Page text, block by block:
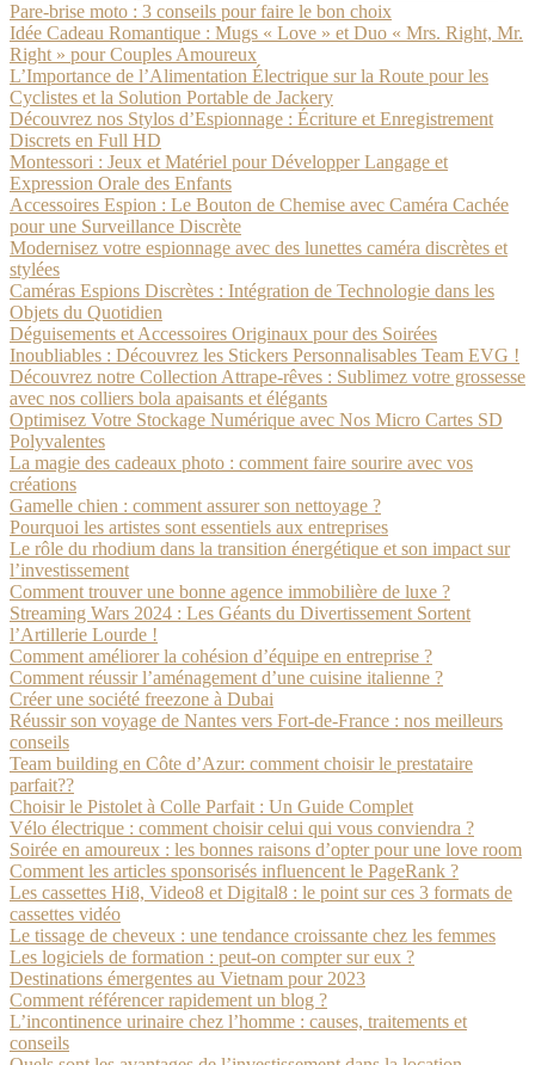
Pare-brise moto : 3 conseils pour faire le bon choix
Idée Cadeau Romantique : Mugs « Love » et Duo « Mrs. Right, Mr.
Right » pour Couples Amoureux
L’Importance de l’Alimentation Électrique sur la Route pour les
Cyclistes et la Solution Portable de Jackery
Découvrez nos Stylos d’Espionnage : Écriture et Enregistrement
Discrets en Full HD
Montessori : Jeux et Matériel pour Développer Langage et
Expression Orale des Enfants
Accessoires Espion : Le Bouton de Chemise avec Caméra Cachée
pour une Surveillance Discrète
Modernisez votre espionnage avec des lunettes caméra discrètes et
stylées
Caméras Espions Discrètes : Intégration de Technologie dans les
Objets du Quotidien
Déguisements et Accessoires Originaux pour des Soirées
Inoubliables : Découvrez les Stickers Personnalisables Team EVG !
Découvrez notre Collection Attrape-rêves : Sublimez votre grossesse
avec nos colliers bola apaisants et élégants
Optimisez Votre Stockage Numérique avec Nos Micro Cartes SD
Polyvalentes
La magie des cadeaux photo : comment faire sourire avec vos
créations
Gamelle chien : comment assurer son nettoyage ?
Pourquoi les artistes sont essentiels aux entreprises
Le rôle du rhodium dans la transition énergétique et son impact sur
l’investissement
Comment trouver une bonne agence immobilière de luxe ?
Streaming Wars 2024 : Les Géants du Divertissement Sortent
l’Artillerie Lourde !
Comment améliorer la cohésion d’équipe en entreprise ?
Comment réussir l’aménagement d’une cuisine italienne ?
Créer une société freezone à Dubai
Réussir son voyage de Nantes vers Fort-de-France : nos meilleurs
conseils
Team building en Côte d’Azur: comment choisir le prestataire
parfait??
Choisir le Pistolet à Colle Parfait : Un Guide Complet
Vélo électrique : comment choisir celui qui vous conviendra ?
Soirée en amoureux : les bonnes raisons d’opter pour une love room
Comment les articles sponsorisés influencent le PageRank ?
Les cassettes Hi8, Video8 et Digital8 : le point sur ces 3 formats de
cassettes vidéo
Le tissage de cheveux : une tendance croissante chez les femmes
Les logiciels de formation : peut-on compter sur eux ?
Destinations émergentes au Vietnam pour 2023
Comment référencer rapidement un blog ?
L’incontinence urinaire chez l’homme : causes, traitements et
conseils